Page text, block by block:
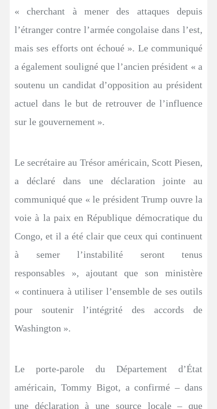
« cherchant à mener des attaques depuis
l’étranger contre l’armée congolaise dans l’est,
mais ses efforts ont échoué ». Le communiqué
a également souligné que l’ancien président « a
soutenu un candidat d’opposition au président
actuel dans le but de retrouver de l’influence
sur le gouvernement ».
Le secrétaire au Trésor américain, Scott Piesen,
a déclaré dans une déclaration jointe au
communiqué que « le président Trump ouvre la
voie à la paix en République démocratique du
Congo, et il a été clair que ceux qui continuent
à semer l’instabilité seront tenus
responsables », ajoutant que son ministère
« continuera à utiliser l’ensemble de ses outils
pour soutenir l’intégrité des accords de
Washington ».
Le porte-parole du Département d’État
américain, Tommy Bigot, a confirmé – dans
une déclaration à une source locale – que